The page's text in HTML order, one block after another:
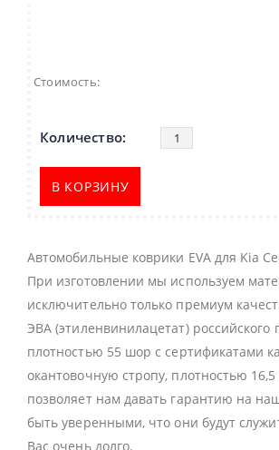
Стоимость:
В КОРЗИНУ
Автомобильные коврики EVA для Kia
При изготовлении мы используем
исключительно только премиум
ЭВА (этиленвинилацетат) российского
плотностью 55 шор с сертификатами
окантовочную стропу, плотностью
позволяет нам давать гарантию на
быть уверенными, что они будут
Вас очень долго.